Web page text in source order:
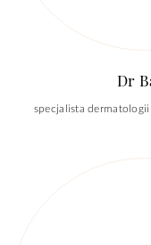
Dr
specjalista